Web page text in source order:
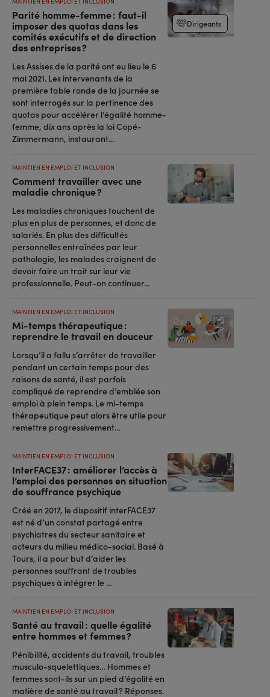
Parité homme-femme : faut-il
imposer des quotas dans les
comités exécutifs et de direction
des entreprises ?
Les Assises de la parité ont eu lieu le 6
mai 2021. Les intervenants de la
première table ronde de la journée se
sont interrogés sur la pertinence des
quotas pour accélérer l’égalité homme-
femme, dix ans après la loi Copé-
Zimmermann, instaurant...
Dirigeants
Comment travailler avec une
maladie chronique ?
MAINTIEN EN EMPLOI ET INCLUSION
Les maladies chroniques touchent de
plus en plus de personnes, et donc de
salariés. En plus des difficultés
personnelles entraînées par leur
pathologie, les malades craignent de
devoir faire un trait sur leur vie
professionnelle. Peut-on continuer...
Mi-temps thérapeutique :
reprendre le travail en douceur
MAINTIEN EN EMPLOI ET INCLUSION
Lorsqu’il a fallu s’arrêter de travailler
pendant un certain temps pour des
raisons de santé, il est parfois
compliqué de reprendre d’emblée son
emploi à plein temps. Le mi-temps
thérapeutique peut alors être utile pour
remettre progressivement...
InterFACE37 : améliorer l’accès à
l’emploi des personnes en situation
de souffrance psychique
MAINTIEN EN EMPLOI ET INCLUSION
Créé en 2017, le dispositif interFACE37
est né d’un constat partagé entre
psychiatres du secteur sanitaire et
acteurs du milieu médico-social. Basé à
Tours, il a pour but d’aider les
personnes souffrant de troubles
psychiques à intégrer le ...
Santé au travail : quelle égalité
entre hommes et femmes ?
MAINTIEN EN EMPLOI ET INCLUSION
Pénibilité, accidents du travail, troubles
musculo-squelettiques… Hommes et
femmes sont-ils sur un pied d’égalité en
matière de santé au travail ? Réponses.